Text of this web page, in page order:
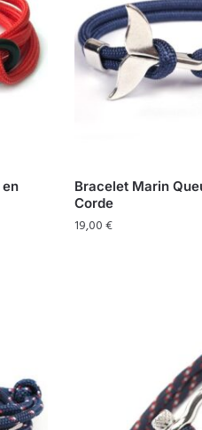
Bracelet Marin
Corde
19,00€